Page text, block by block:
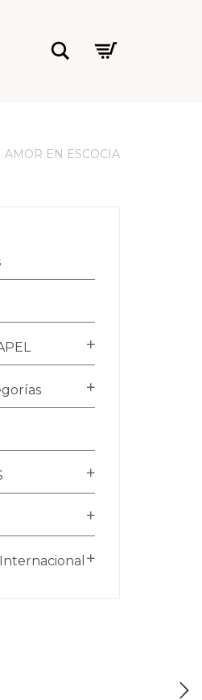
Buscar
AMOR EN ESCOCIA